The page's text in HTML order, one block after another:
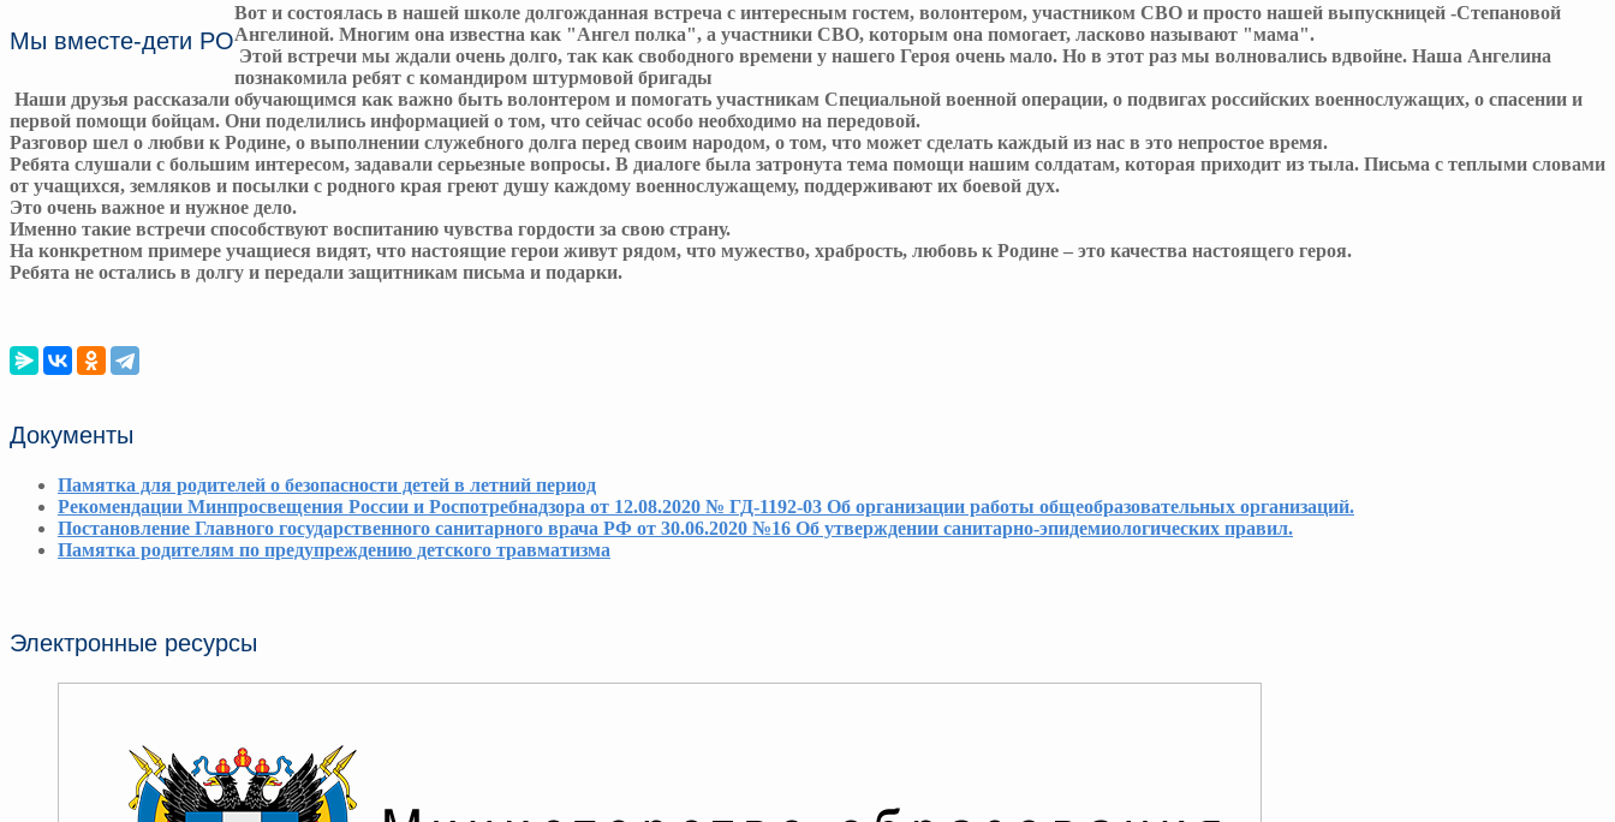
Мы вместе-дети РО
Вот и состоялась в нашей школе долгожданная встреча с интересным гостем, волонтером, участником СВО и просто нашей выпускницей -Степановой
Ангелиной. Многим она известна как "Ангел полка", а участники СВО, которым она помогает, ласково называют "мама".
Этой встречи мы ждали очень долго, так как свободного времени у нашего Героя очень мало. Но в этот раз мы волновались вдвойне. Наша Ангелина
познакомила ребят с командиром штурмовой бригады
Наши друзья рассказали обучающимся как важно быть волонтером и помогать участникам Специальной военной операции, о подвигах российских военнослужащих, о спасении и
первой помощи бойцам. Они поделились информацией о том, что сейчас особо необходимо на передовой.
Разговор шел о любви к Родине, о выполнении служебного долга перед своим народом, о том, что может сделать каждый из нас в это непростое время.
Ребята слушали с большим интересом, задавали серьезные вопросы. В диалоге была затронута тема помощи нашим солдатам, которая приходит из тыла. Письма с теплыми словами
от учащихся, земляков и посылки с родного края греют душу каждому военнослужащему, поддерживают их боевой дух.
Это очень важное и нужное дело.
Именно такие встречи способствуют воспитанию чувства гордости за свою страну.
На конкретном примере учащиеся видят, что настоящие герои живут рядом, что мужество, храбрость, любовь к Родине – это качества настоящего героя.
Ребята не остались в долгу и передали защитникам письма и подарки.
Документы
Памятка для родителей о безопасности детей в летний период
Рекомендации Минпросвещения России и Роспотребнадзора от 12.08.2020 № ГД-1192-03 Об организации работы общеобразовательных организаций.
Постановление Главного государственного санитарного врача РФ от 30.06.2020 №16 Об утверждении санитарно-эпидемиологических правил.
Памятка родителям по предупреждению детского травматизма
Электронные ресурсы